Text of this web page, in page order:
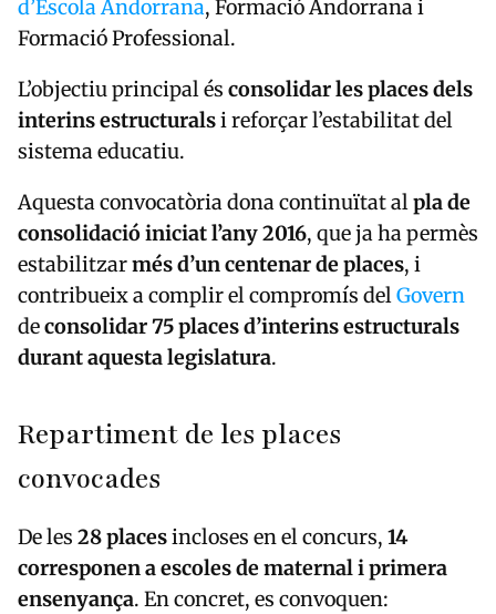
d’Escola Andorrana, Formació Andorrana i
Formació Professional.
L’objectiu principal és consolidar les places dels
interins estructuralsi reforçar l’estabilitat del
sistema educatiu.
Aquesta convocatòria dona continuïtat alpla de
consolidació iniciat l’any 2016, que ja ha permès
estabilitzarmés d’un centenar de places, i
contribueix a complir el compromís delGovern
deconsolidar 75 places d’interins estructurals
durant aquesta legislatura.
Repartiment de les places
convocades
De les 28 placesincloses en el concurs, 14
corresponen a escoles de maternal i primera
ensenyança. En concret, es convoquen: